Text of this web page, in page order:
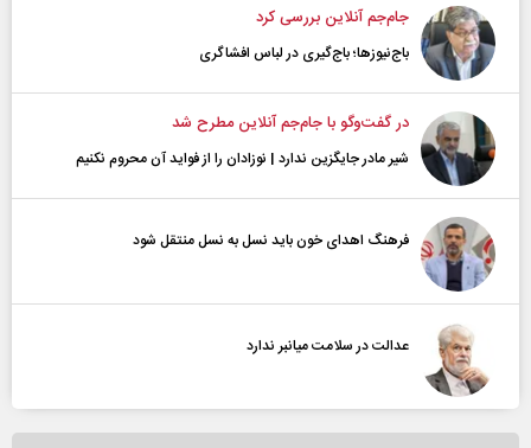
جام‌جم آنلاین بررسی کرد
باج‌نیوزها؛ باج‌گیری در لباس افشاگری
در گفت‌و‌گو با جام‌جم آنلاین مطرح شد
شیر مادر جایگزین ندارد | نوزادان را از فواید آن محروم نکنیم
فرهنگ اهدای خون باید نسل به نسل منتقل شود
عدالت در سلامت میانبر ندارد